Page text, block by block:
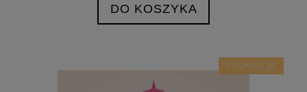
DO KOSZYKA
PROMOCJA